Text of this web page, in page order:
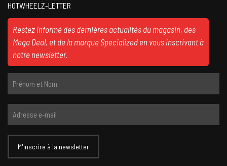
HOTWHEELZ-LETTER
Restez informé des dernières actualités du magasin, des
Mega Deal, et de la marque Specialized en vous inscrivant à
notre newsletter.